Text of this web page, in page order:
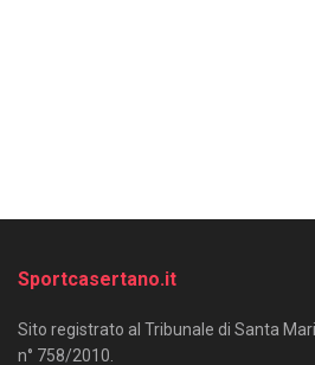
Sportcasertano.it
Sito registrato al Tribunale di Santa
n° 758/2010.